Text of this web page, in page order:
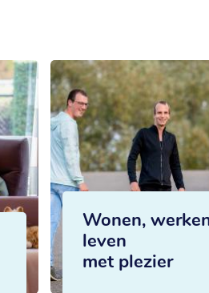
Wonen,
leven
met plezier